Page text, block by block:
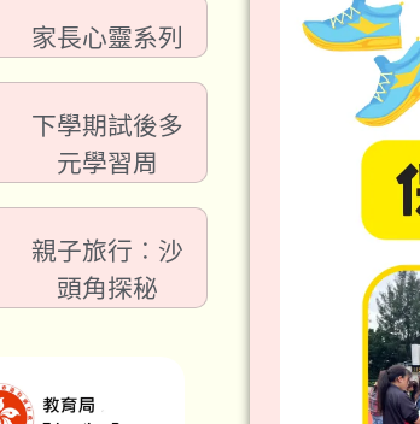
家長心靈系列
下學期試後多
元學習周
親子旅行︰沙
頭角探秘